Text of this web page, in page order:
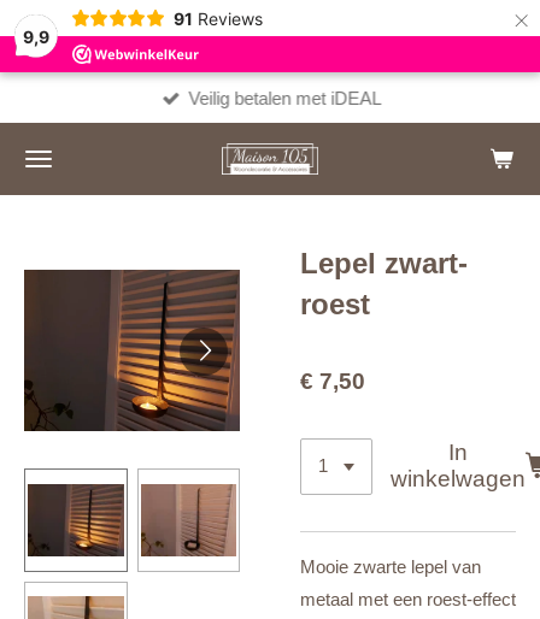
9,9
91 Reviews ×
Veilig betalen met iDEAL
Lepel zwart-
roest
€ 7,50
In
winkelwagen
Mooie zwarte lepel van
metaal met een roest-effect